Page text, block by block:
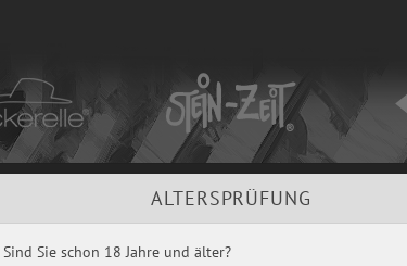
Aktuelles &
ALTERSPRÜFUNG
Sind Sie schon 18 Jahre und älter?